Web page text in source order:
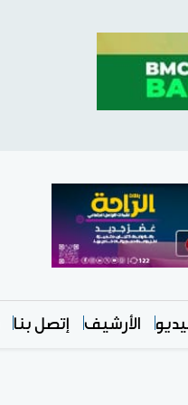
الأرشيف إتصل بنا